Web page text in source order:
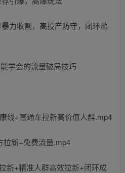
力收割，高投产防守，闭环盈
学会的流量破局技巧
线+直通车拉新高价值人群.mp4
拉新+免费流量.mp4
新+精准人群高效拉新+闭环成